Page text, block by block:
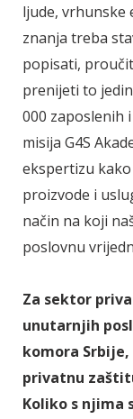
ljude, vrhunske
znanja treba
popisati,
prenijeti to
000 zaposlenih
misija G4S
ekspertizu
proizvode i
način na koji
poslovnu
Za sektor
unutarnjih
komora
privatnu
Koliko s njima